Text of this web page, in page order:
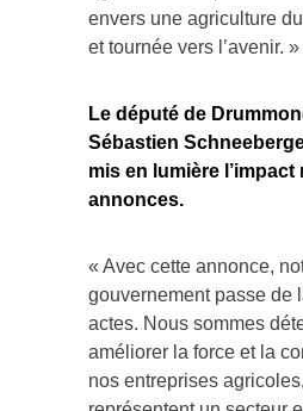
envers une agriculture
et tournée vers l’avenir. »
Le député de
Sébastien
mis en lumière
annonces.
« Avec cette annonce,
gouvernement passe de
actes. Nous sommes
améliorer la force et la
nos entreprises